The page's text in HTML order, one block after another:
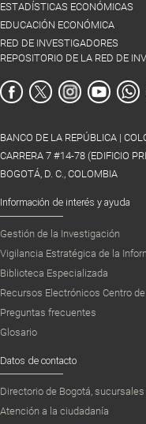
ESTADÍSTICAS ECONÓMICAS
EDUCACIÓN ECONÓMICA
RED DE INVESTIGADORES
REPOSITORIO DE LA RED DE
BANCO DE LA REPÚBLICA |
CARRERA 7 #14-78 (EDIFICIO
BOGOTÁ, D. C., COLOMBIA
Información de interés y ayuda
Gestión de la Investigación
Vigilancia Estratégica de la
Biblioteca Especializada
Recursos Electrónicos Centro
Preguntas frecuentes
Glosario
Datos de contacto
Directorio de Bogotá,
Atención a la ciudadanía